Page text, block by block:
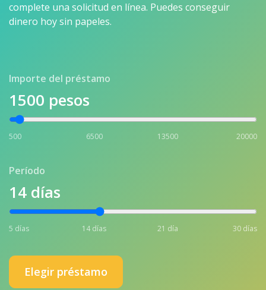
complete una solicitud en línea. Puedes conseguir
dinero hoy sin papeles.
Importe del préstamo
1500 pesos
500 6500 13500 20000
Período
14 días
5 días 14 días 21 día 30 días
Elegir préstamo